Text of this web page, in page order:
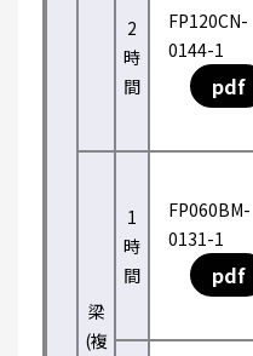
2
時
間
FP120CN-
0144-1
pdf
梁
(複
1
時
間
FP060BM-
0131-1
pdf